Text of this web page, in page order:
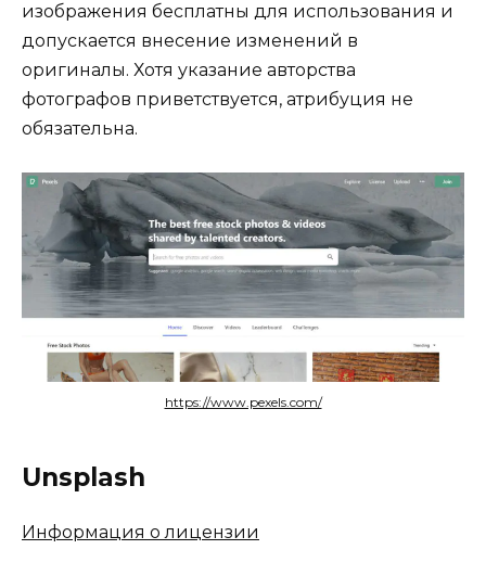
изображения бесплатны для использования и
допускается внесение изменений в
оригиналы. Хотя указание авторства
фотографов приветствуется, атрибуция не
обязательна.
https://www.pexels.com/
Unsplash
Информация о лицензии